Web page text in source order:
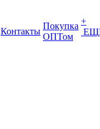
Контакты
Покупка
ОПТом
+